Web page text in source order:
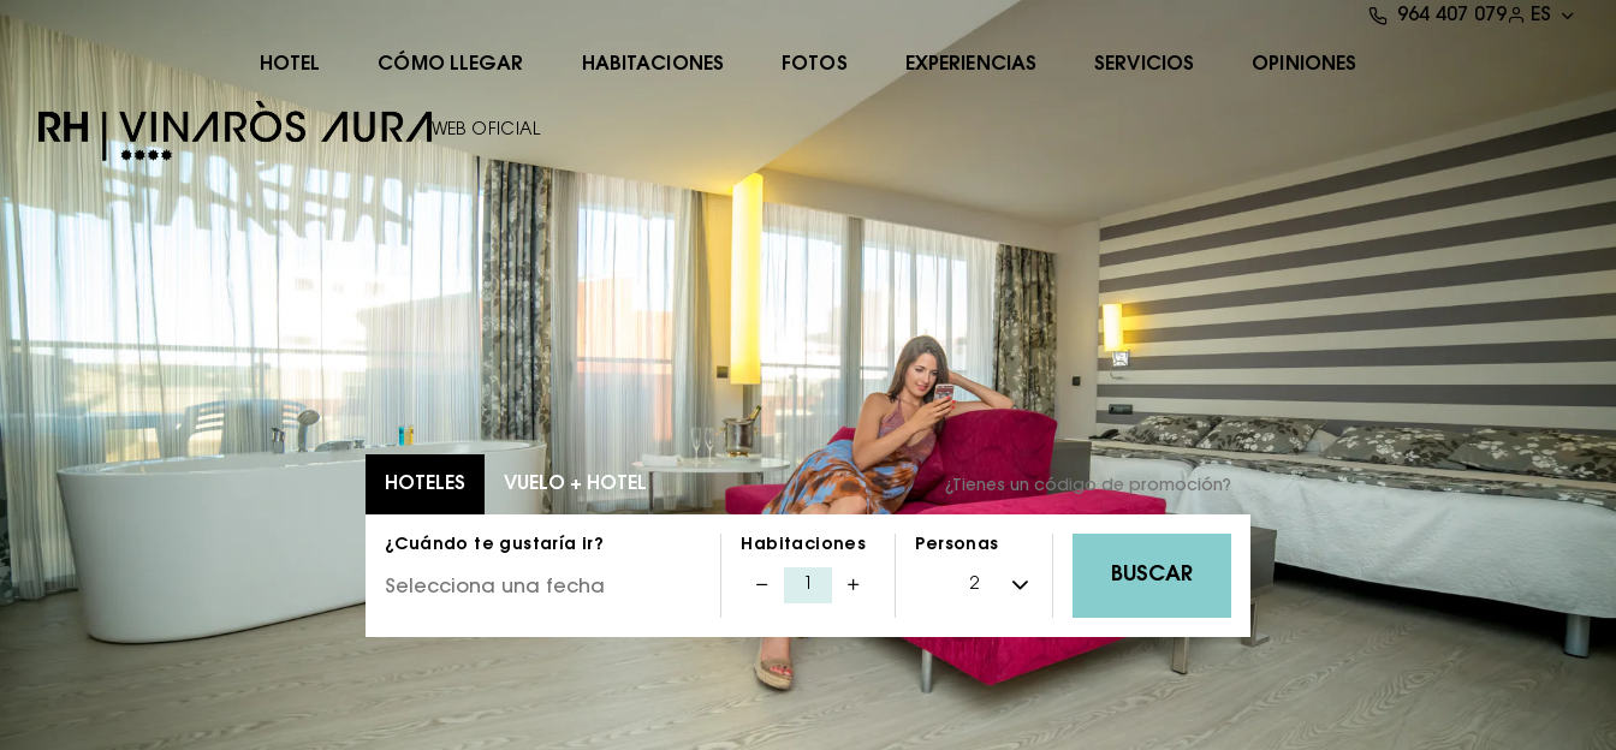
HOTEL CÓMO LLEGAR HABITACIONES FOTOS EXPERIENCIAS SERVICIOS OPINIONES
WEB OFICIAL
964 407 079 ES
HOTELES VUELO + HOTEL
¿Cuándo te gustaría ir? Habitaciones Personas
BUSCAR
¿Tienes un código de promoción?